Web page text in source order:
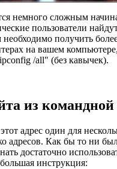
немного сложным
пользователи
получить
на вашем
/all" (без кавычек).
из
адрес один для
адресов. Как бы то ни
достаточно
инструкция: